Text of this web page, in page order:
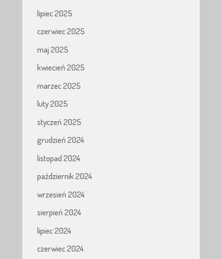
lipiec 2025
czerwiec 2025
maj 2025
kwiecień 2025
marzec 2025
luty 2025
styczeń 2025
grudzień 2024
listopad 2024
październik 2024
wrzesień 2024
sierpień 2024
lipiec 2024
czerwiec 2024